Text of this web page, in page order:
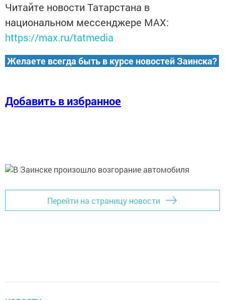
Читайте новости Татарстана в
национальном мессенджере MАХ:
https://max.ru/tatmedia
Желаете всегда быть в курсе новостей Заинска?
Добавить в избранное
Перейти на страницу новости